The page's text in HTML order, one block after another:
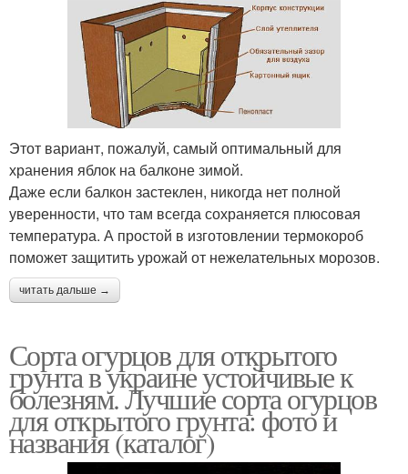
Этот вариант, пожалуй, самый оптимальный для
хранения яблок на балконе зимой.
Даже если балкон застеклен, никогда нет полной
уверенности, что там всегда сохраняется плюсовая
температура. А простой в изготовлении термокороб
поможет защитить урожай от нежелательных морозов.
читать дальше →
Сорта огурцов для открытого
грунта в украине устойчивые к
болезням. Лучшие сорта огурцов
для открытого грунта: фото и
названия (каталог)